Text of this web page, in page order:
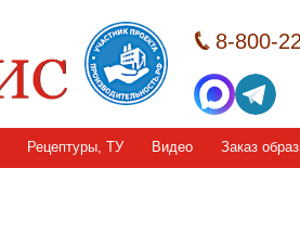
8-800-
Рецептуры, ТУ Видео Заказ